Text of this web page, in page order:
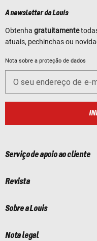
A newsletter da Louis
Obtenha gratuitamente
atuais, pechinchas ou
Nota sobre a proteção de dados
O seu endereço de e-
Serviço de apoio ao cliente
Revista
Sobre a Louis
Nota legal